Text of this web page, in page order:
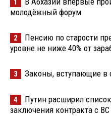
1
молодёжный форум
2
Пенсию по старости
уровне не ниже 40% от
3 Законы, вступающие в
4
Путин расширил
заключения контракта с